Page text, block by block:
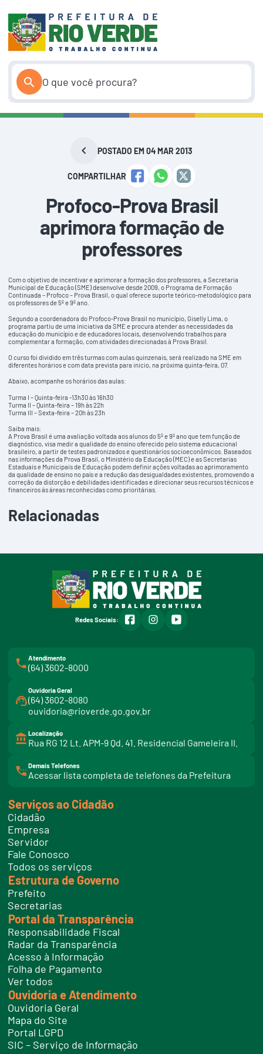
conteúdo
POSTADO EM 04 MAR 2013
COMPARTILHAR
Profoco-Prova Brasil
aprimora formação de
professores
Com o objetivo de incentivar e aprimorar a formação dos professores, a Secretaria
Municipal de Educação (SME) desenvolve desde 2009, o Programa de Formação
Continuada – Profoco – Prova Brasil, o qual oferece suporte teórico-metodológico para
os professores de 5º e 9º ano.
Segundo a coordenadora do Profoco-Prova Brasil no município, Giselly Lima, o
programa partiu de uma iniciativa da SME e procura atender as necessidades da
educação do município e de educadores locais, desenvolvendo trabalhos para
complementar a formação, com atividades direcionadas à Prova Brasil.
O curso foi dividido em três turmas com aulas quinzenais, será realizado na SME em
diferentes horários e com data prevista para inicio, na próxima quinta-feira, 07.
Abaixo, acompanhe os horários das aulas:
Turma I – Quinta-feira -13h30 às 16h30
Turma II – Quinta-feira – 19h às 22h
Turma III – Sexta-feira – 20h às 23h
Saiba mais:
A Prova Brasil é uma avaliação voltada aos alunos do 5º e 9º ano que tem função de
diagnóstico, visa medir a qualidade do ensino oferecido pelo sistema educacional
brasileiro, a partir de testes padronizados e questionários socioeconômicos. Baseados
nas informações da Prova Brasil, o Ministério da Educação (MEC) e as Secretarias
Estaduais e Municipais de Educação podem definir ações voltadas ao aprimoramento
da qualidade de ensino no país e a redução das desigualdades existentes, promovendo a
correção da distorção e debilidades identificadas e direcionar seus recursos técnicos e
financeiros às áreas reconhecidas como prioritárias.
Relacionadas
Redes Sociais: facebookinstagramyoutube
Atendimento
(64) 3602-8000
Ouvidoria Geral
(64) 3602-8080
ouvidoria@rioverde.go.gov.br
Localização
Rua RG 12 Lt. APM-9 Qd. 41. Residencial Gameleira II.
Demais Telefones
Acessar lista completa de telefones da Prefeitura
i
t
e
l
f
o
e
s
Serviços ao Cidadão
Cidadão
Empresa
Servidor
Fale Conosco
Todos os serviços
Estrutura de Governo
Prefeito
Secretarias
Portal da Transparência
Responsabilidade Fiscal
Radar da Transparência
Acesso à Informação
Folha de Pagamento
Ver todos
Ouvidoria e Atendimento
Ouvidoria Geral
Mapa do Site
Portal LGPD
SIC – Serviço de Informação